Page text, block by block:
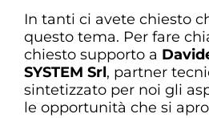
In tanti ci avete chiesto
questo tema. Per fare
chiesto supporto a
SYSTEM Srl, partner
sintetizzato per noi gli
le opportunità che si